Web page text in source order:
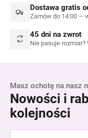
Dostawa gratis
Zamów do 14:00 —
45 dni na zwrot
Nie pasuje rozmiar?
Masz ochotę na nasz
Nowości i
kolejności